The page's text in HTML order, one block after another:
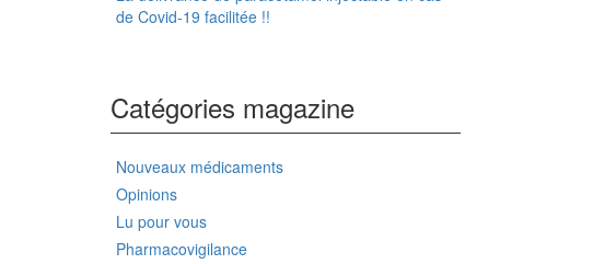
de Covid-19 facilitée !!
Catégories magazine
Nouveaux médicaments
Opinions
Lu pour vous
Pharmacovigilance